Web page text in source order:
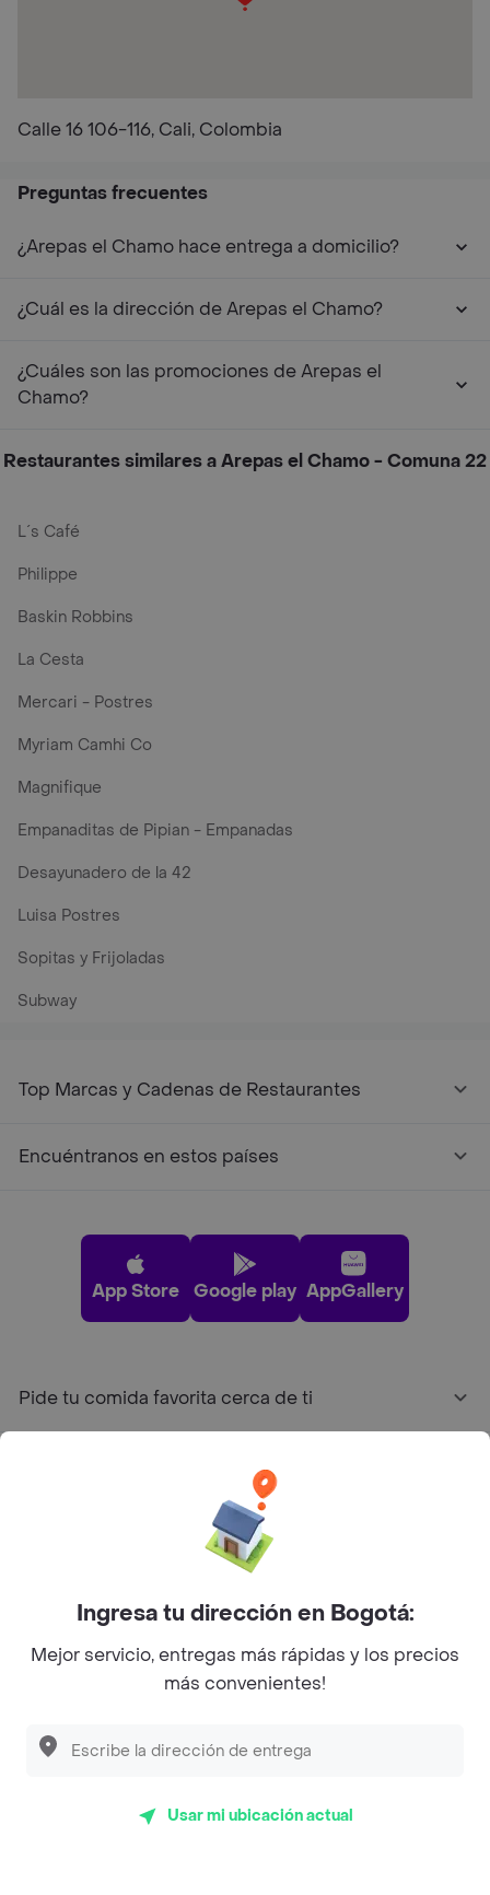
Calle 16 106-116, Cali, Colombia
Preguntas frecuentes
¿Arepas el Chamo hace entrega a domicilio?
¿Cuál es la dirección de Arepas el Chamo?
¿Cuáles son las promociones de Arepas el
Chamo?
Restaurantes similares a Arepas el Chamo - Comuna 22
L´s Café
Philippe
Baskin Robbins
La Cesta
Mercari - Postres
Myriam Camhi Co
Magnifique
Empanaditas de Pipian - Empanadas
Desayunadero de la 42
Luisa Postres
Sopitas y Frijoladas
Subway
Top Marcas y Cadenas de Restaurantes
Encuéntranos en estos países
App Store Google play AppGallery
Pide tu comida favorita cerca de ti
Facebook
Twitter
Instagram
Rappi S.A.S. --- NIT 900.843.898-9 --- Calle 63 # 16A-02
Ingresa tu dirección en Bogotá:
Mejor servicio, entregas más rápidas y los precios
más convenientes!
Usar mi ubicación actual